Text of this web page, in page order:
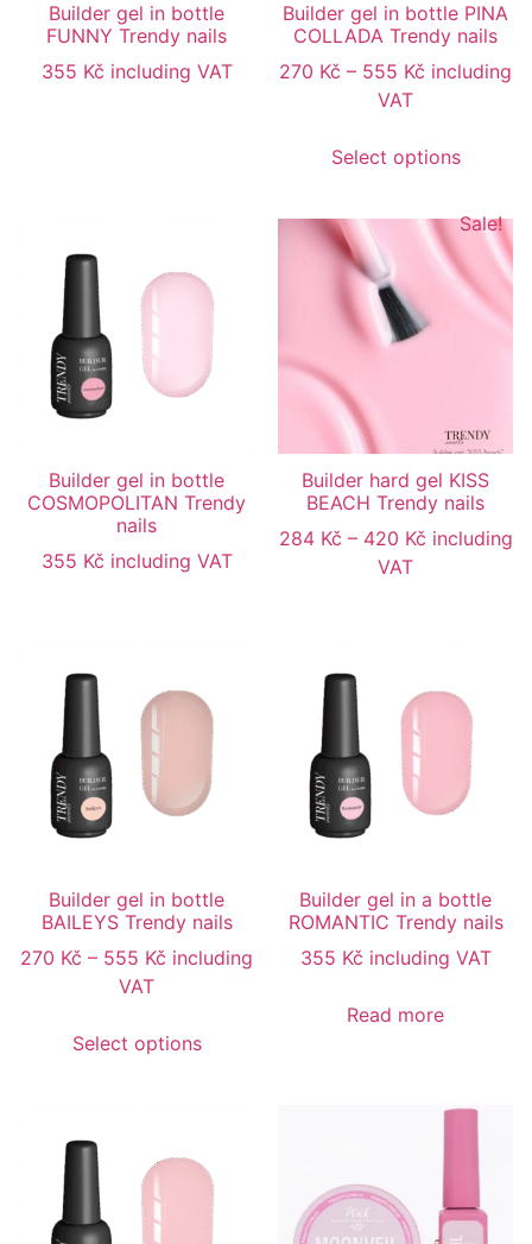
Builder gel in bottle
FUNNY Trendy nails
355 Kč including VAT
Builder gel in bottle PINA
COLLADA Trendy nails
270 Kč – 555 Kč including
VAT
Select options
Builder gel in bottle
COSMOPOLITAN Trendy
nails
355 Kč including VAT
Sale!
Builder hard gel KISS
BEACH Trendy nails
284 Kč – 420 Kč including
VAT
Builder gel in bottle
BAILEYS Trendy nails
270 Kč – 555 Kč including
VAT
Select options
Builder gel in a bottle
ROMANTIC Trendy nails
355 Kč including VAT
Read more